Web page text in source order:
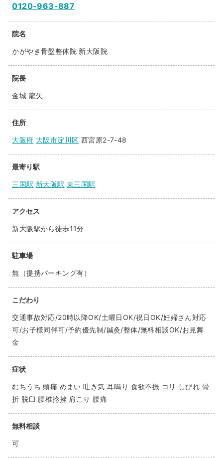
0120-963-887
院名
かがやき骨盤整体院 新大阪院
院長
金城 龍矢
住所
大阪府 大阪市淀川区 西宮原2-7-48
最寄り駅
三国駅 新大阪駅 東三国駅
アクセス
新大阪駅から徒歩11分
駐車場
無（提携パーキング有）
こだわり
交通事故対応/20時以降OK/土曜日OK/祝日OK/妊婦さん対応
可/お子様同伴可/予約優先制/鍼灸/整体/無料相談OK/お見舞
金
症状
むちうち 頭痛 めまい 吐き気 耳鳴り 食欲不振 コリ しびれ 骨
折 脱臼 腰椎捻挫 肩こり 腰痛
無料相談
可